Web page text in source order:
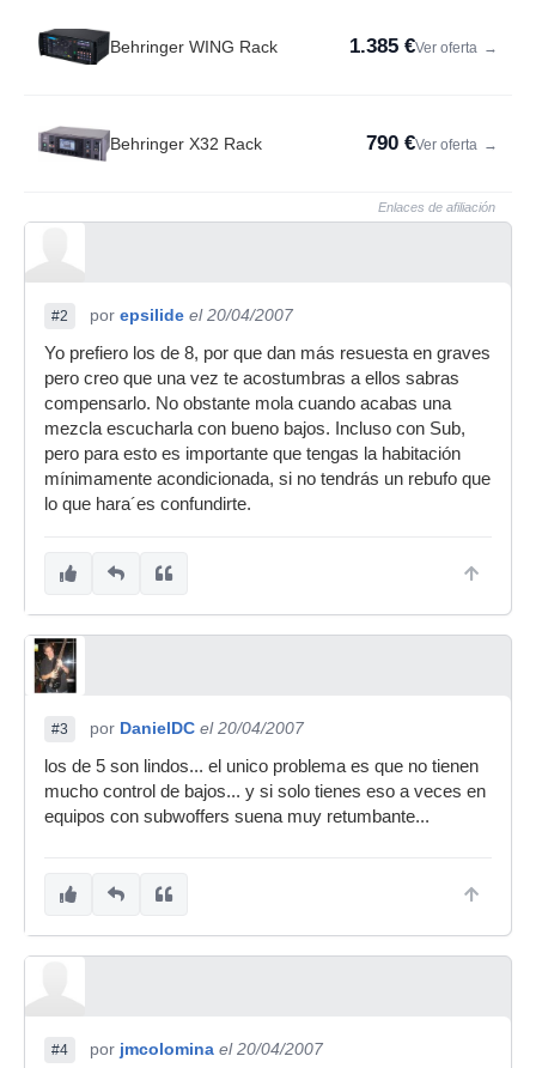
Behringer WING Rack 1.385 €Ver oferta →
Behringer X32 Rack 790 €Ver oferta →
Enlaces de afiliación
#2 por epsilide el 20/04/2007
Yo prefiero los de 8, por que dan más resuesta en graves
pero creo que una vez te acostumbras a ellos sabras
compensarlo. No obstante mola cuando acabas una
mezcla escucharla con bueno bajos. Incluso con Sub,
pero para esto es importante que tengas la habitación
mínimamente acondicionada, si no tendrás un rebufo que
lo que hara´es confundirte.
#3 por DanielDC el 20/04/2007
los de 5 son lindos... el unico problema es que no tienen
mucho control de bajos... y si solo tienes eso a veces en
equipos con subwoffers suena muy retumbante...
#4 por jmcolomina el 20/04/2007